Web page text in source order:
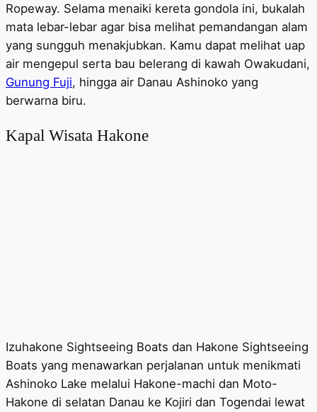
Ropeway. Selama menaiki kereta gondola ini, bukalah
mata lebar-lebar agar bisa melihat pemandangan alam
yang sungguh menakjubkan. Kamu dapat melihat uap
air mengepul serta bau belerang di kawah Owakudani,
Gunung Fuji, hingga air Danau Ashinoko yang
berwarna biru.
Kapal Wisata Hakone
Izuhakone Sightseeing Boats dan Hakone Sightseeing
Boats yang menawarkan perjalanan untuk menikmati
Ashinoko Lake melalui Hakone-machi dan Moto-
Hakone di selatan Danau ke Kojiri dan Togendai lewat